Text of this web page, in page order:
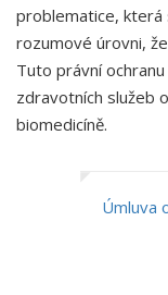
problematice, která
rozumové úrovni,
Tuto právní
zdravotních služeb
biomedicíně.
Úmluva